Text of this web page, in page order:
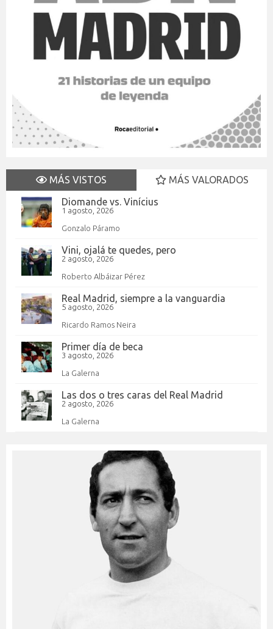
MÁS VISTOS
MÁS VALORADOS
Diomande vs. Vinícius
1 agosto, 2026
Gonzalo Páramo
Vini, ojalá te quedes, pero
2 agosto, 2026
Roberto Albáizar Pérez
Real Madrid, siempre a la vanguardia
5 agosto, 2026
Ricardo Ramos Neira
Primer día de beca
3 agosto, 2026
La Galerna
Las dos o tres caras del Real Madrid
2 agosto, 2026
La Galerna